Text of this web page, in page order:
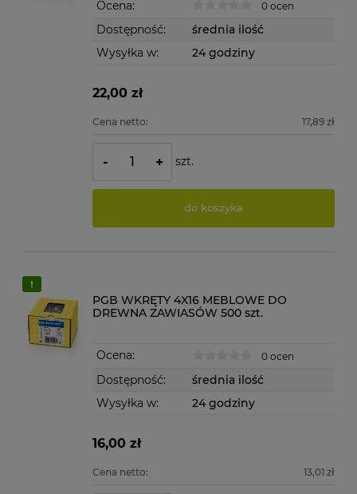
Ocena: 0 ocen
Dostępność:
średnia ilość
Wysyłka w:
24 godziny
22,00 zł
Cena netto: 17,89 zł
- + szt.
do koszyka
PGB WKRĘTY 4X16 MEBLOWE DO
DREWNA ZAWIASÓW 500 szt.
Ocena: 0 ocen
Dostępność:
średnia ilość
Wysyłka w:
24 godziny
16,00 zł
Cena netto: 13,01 zł